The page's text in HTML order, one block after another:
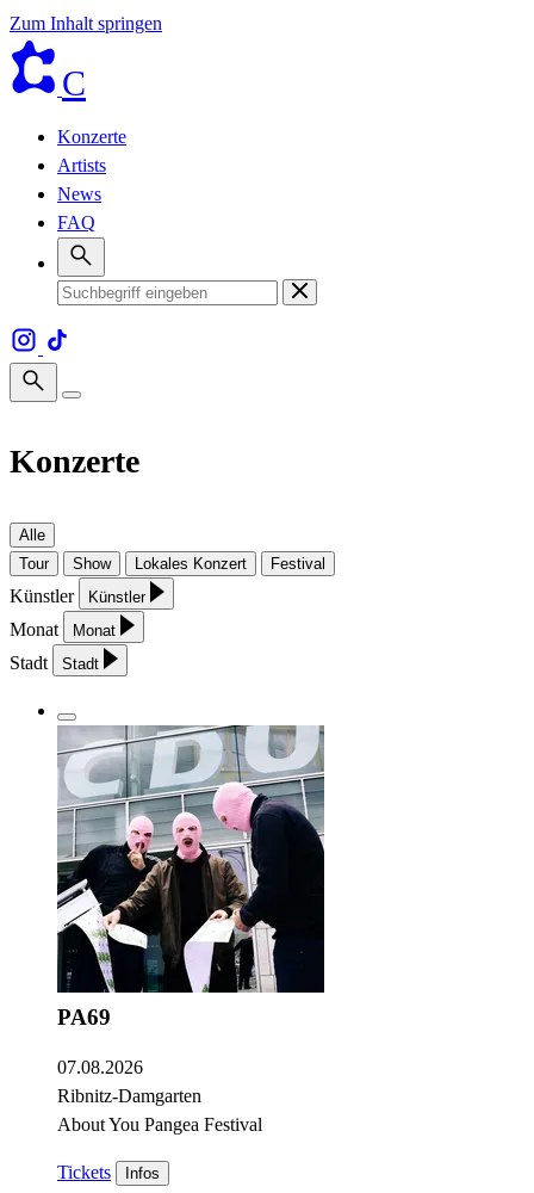
Zum Inhalt springen
C
Konzerte
Artists
News
FAQ
Konzerte
Alle
Tour
Show Lokales Konzert Festival
Künstler Künstler
Monat Monat
Stadt Stadt
PA69
07.08.2026
Ribnitz-Damgarten
About You Pangea Festival
Tickets Infos